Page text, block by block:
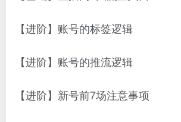
【进阶】账号的标签逻辑
【进阶】账号的推流逻辑
【进阶】新号前7场注意事项